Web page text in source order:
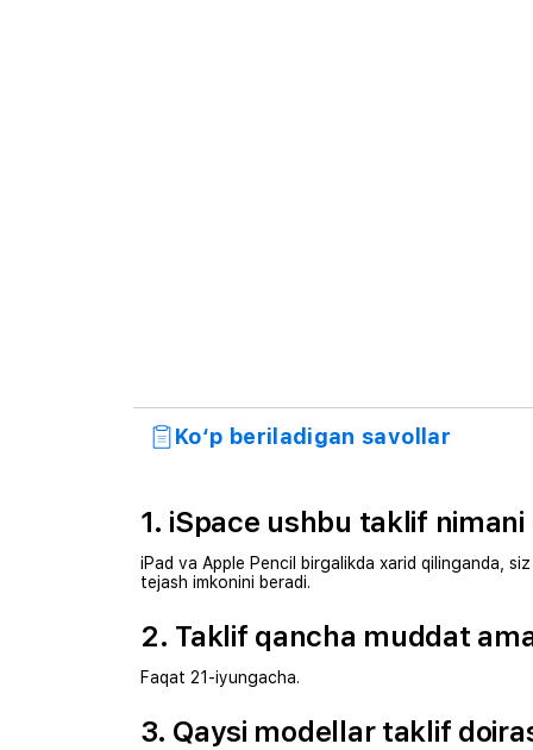
Ko‘p beriladigan savollar
1. iSpace ushbu taklif nimani
iPad va Apple Pencil birgalikda xarid qilinganda,
tejash imkonini beradi.
2. Taklif qancha muddat
Faqat 21-iyungacha.
3. Qaysi modellar taklif